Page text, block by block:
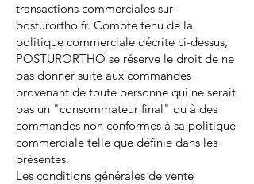
transactions commerciales sur
posturortho.fr. Compte tenu de la
politique commerciale décrite ci-dessus,
POSTURORTHO se réserve le droit de ne
pas donner suite aux commandes
provenant de toute personne qui ne serait
pas un "consommateur final" ou à des
commandes non conformes à sa politique
commerciale telle que définie dans les
présentes.
Les conditions générales de vente